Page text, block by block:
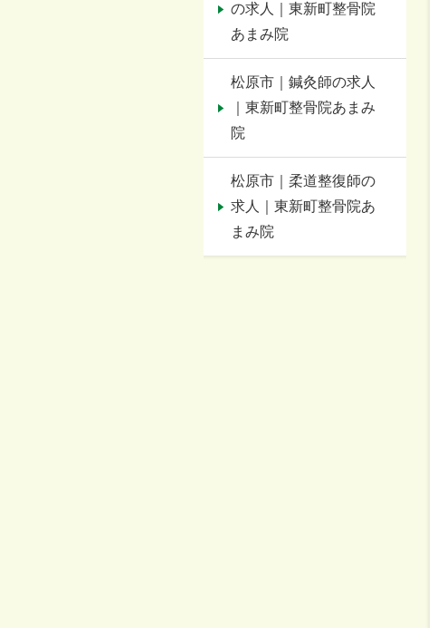
の求人｜東新町整骨院
あまみ院
松原市｜鍼灸師の求人
｜東新町整骨院あまみ
院
松原市｜柔道整復師の
求人｜東新町整骨院あ
まみ院